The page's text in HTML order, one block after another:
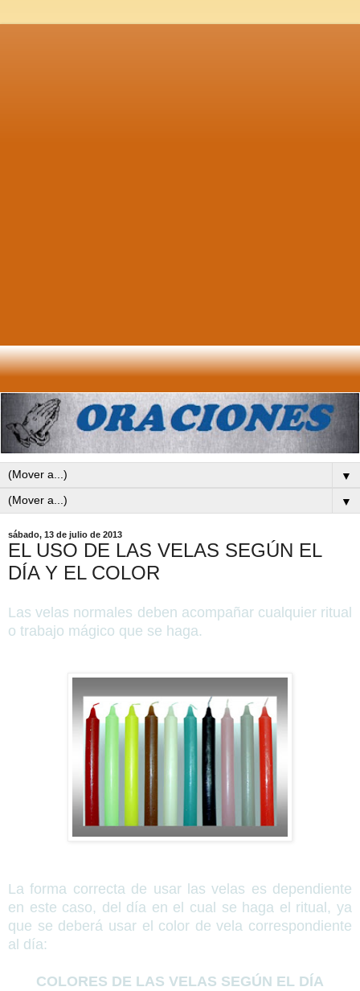
▼
▼
sábado, 13 de julio de 2013
EL USO DE LAS VELAS SEGÚN EL
DÍA Y EL COLOR
Las velas normales deben acompañar cualquier ritual
o trabajo mágico que se haga.
La forma correcta de usar las velas es dependiente
en este caso, del día en el cual se haga el ritual, ya
que se deberá usar el color de vela correspondiente
al día:
COLORES DE LAS VELAS SEGÚN EL DÍA